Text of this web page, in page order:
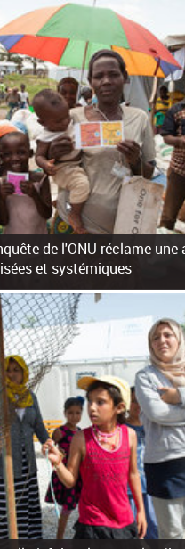
de l'ONU réclame
et systémiques